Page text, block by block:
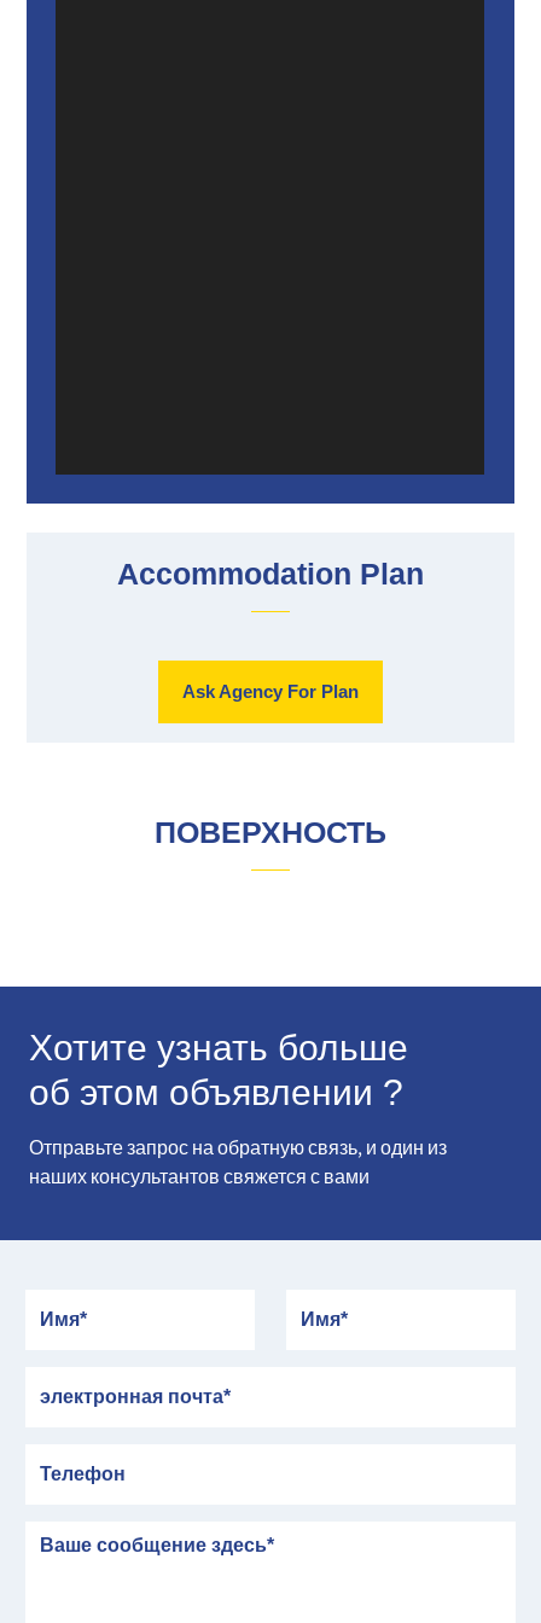
Accommodation Plan
Ask Agency For Plan
ПОВЕРХНОСТЬ
Хотите узнать больше
об этом объявлении ?
Отправьте запрос на обратную связь, и один из
наших консультантов свяжется с вами
сообщение